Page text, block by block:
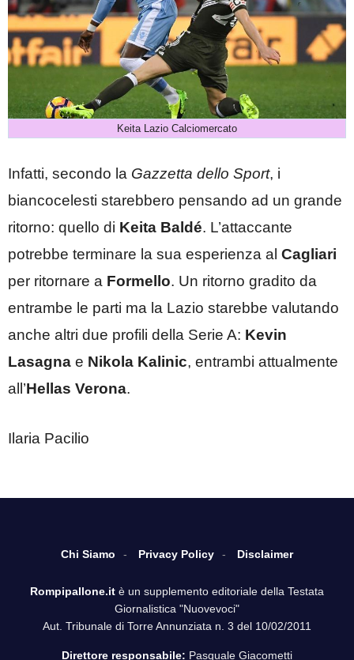
Keita Lazio Calciomercato
Infatti, secondo la Gazzetta dello Sport, i
biancocelesti starebbero pensando ad un grande
ritorno: quello di Keita Baldé. L’attaccante
potrebbe terminare la sua esperienza al Cagliari
per ritornare a Formello. Un ritorno gradito da
entrambe le parti ma la Lazio starebbe valutando
anche altri due profili della Serie A: Kevin
Lasagna e Nikola Kalinic, entrambi attualmente
all’Hellas Verona.
Ilaria Pacilio
Chi Siamo Privacy Policy Disclaimer
Rompipallone.it è un supplemento editoriale della Testata
Giornalistica "Nuovevoci"
Aut. Tribunale di Torre Annunziata n. 3 del 10/02/2011
Direttore responsabile: Pasquale Giacometti